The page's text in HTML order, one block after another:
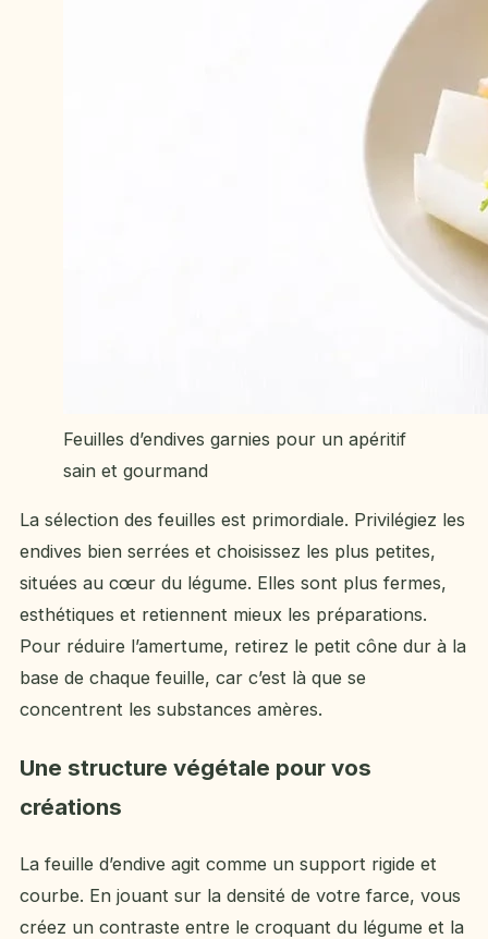
Feuilles d’endives garnies pour un apéritif
sain et gourmand
La sélection des feuilles est primordiale. Privilégiez les
endives bien serrées et choisissez les plus petites,
situées au cœur du légume. Elles sont plus fermes,
esthétiques et retiennent mieux les préparations.
Pour réduire l’amertume, retirez le petit cône dur à la
base de chaque feuille, car c’est là que se
concentrent les substances amères.
Une structure végétale pour vos
créations
La feuille d’endive agit comme un support rigide et
courbe. En jouant sur la densité de votre farce, vous
créez un contraste entre le croquant du légume et la